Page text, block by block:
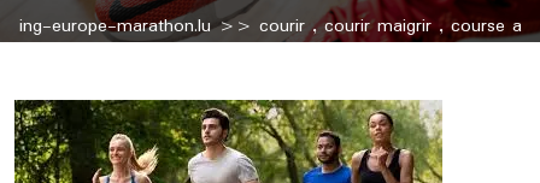
ing-europe-marathon.lu>> courir,courir maigrir,course a